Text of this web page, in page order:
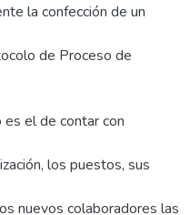
la confección de un
de Proceso de
el de contar con
los puestos, sus
nuevos colaboradores las